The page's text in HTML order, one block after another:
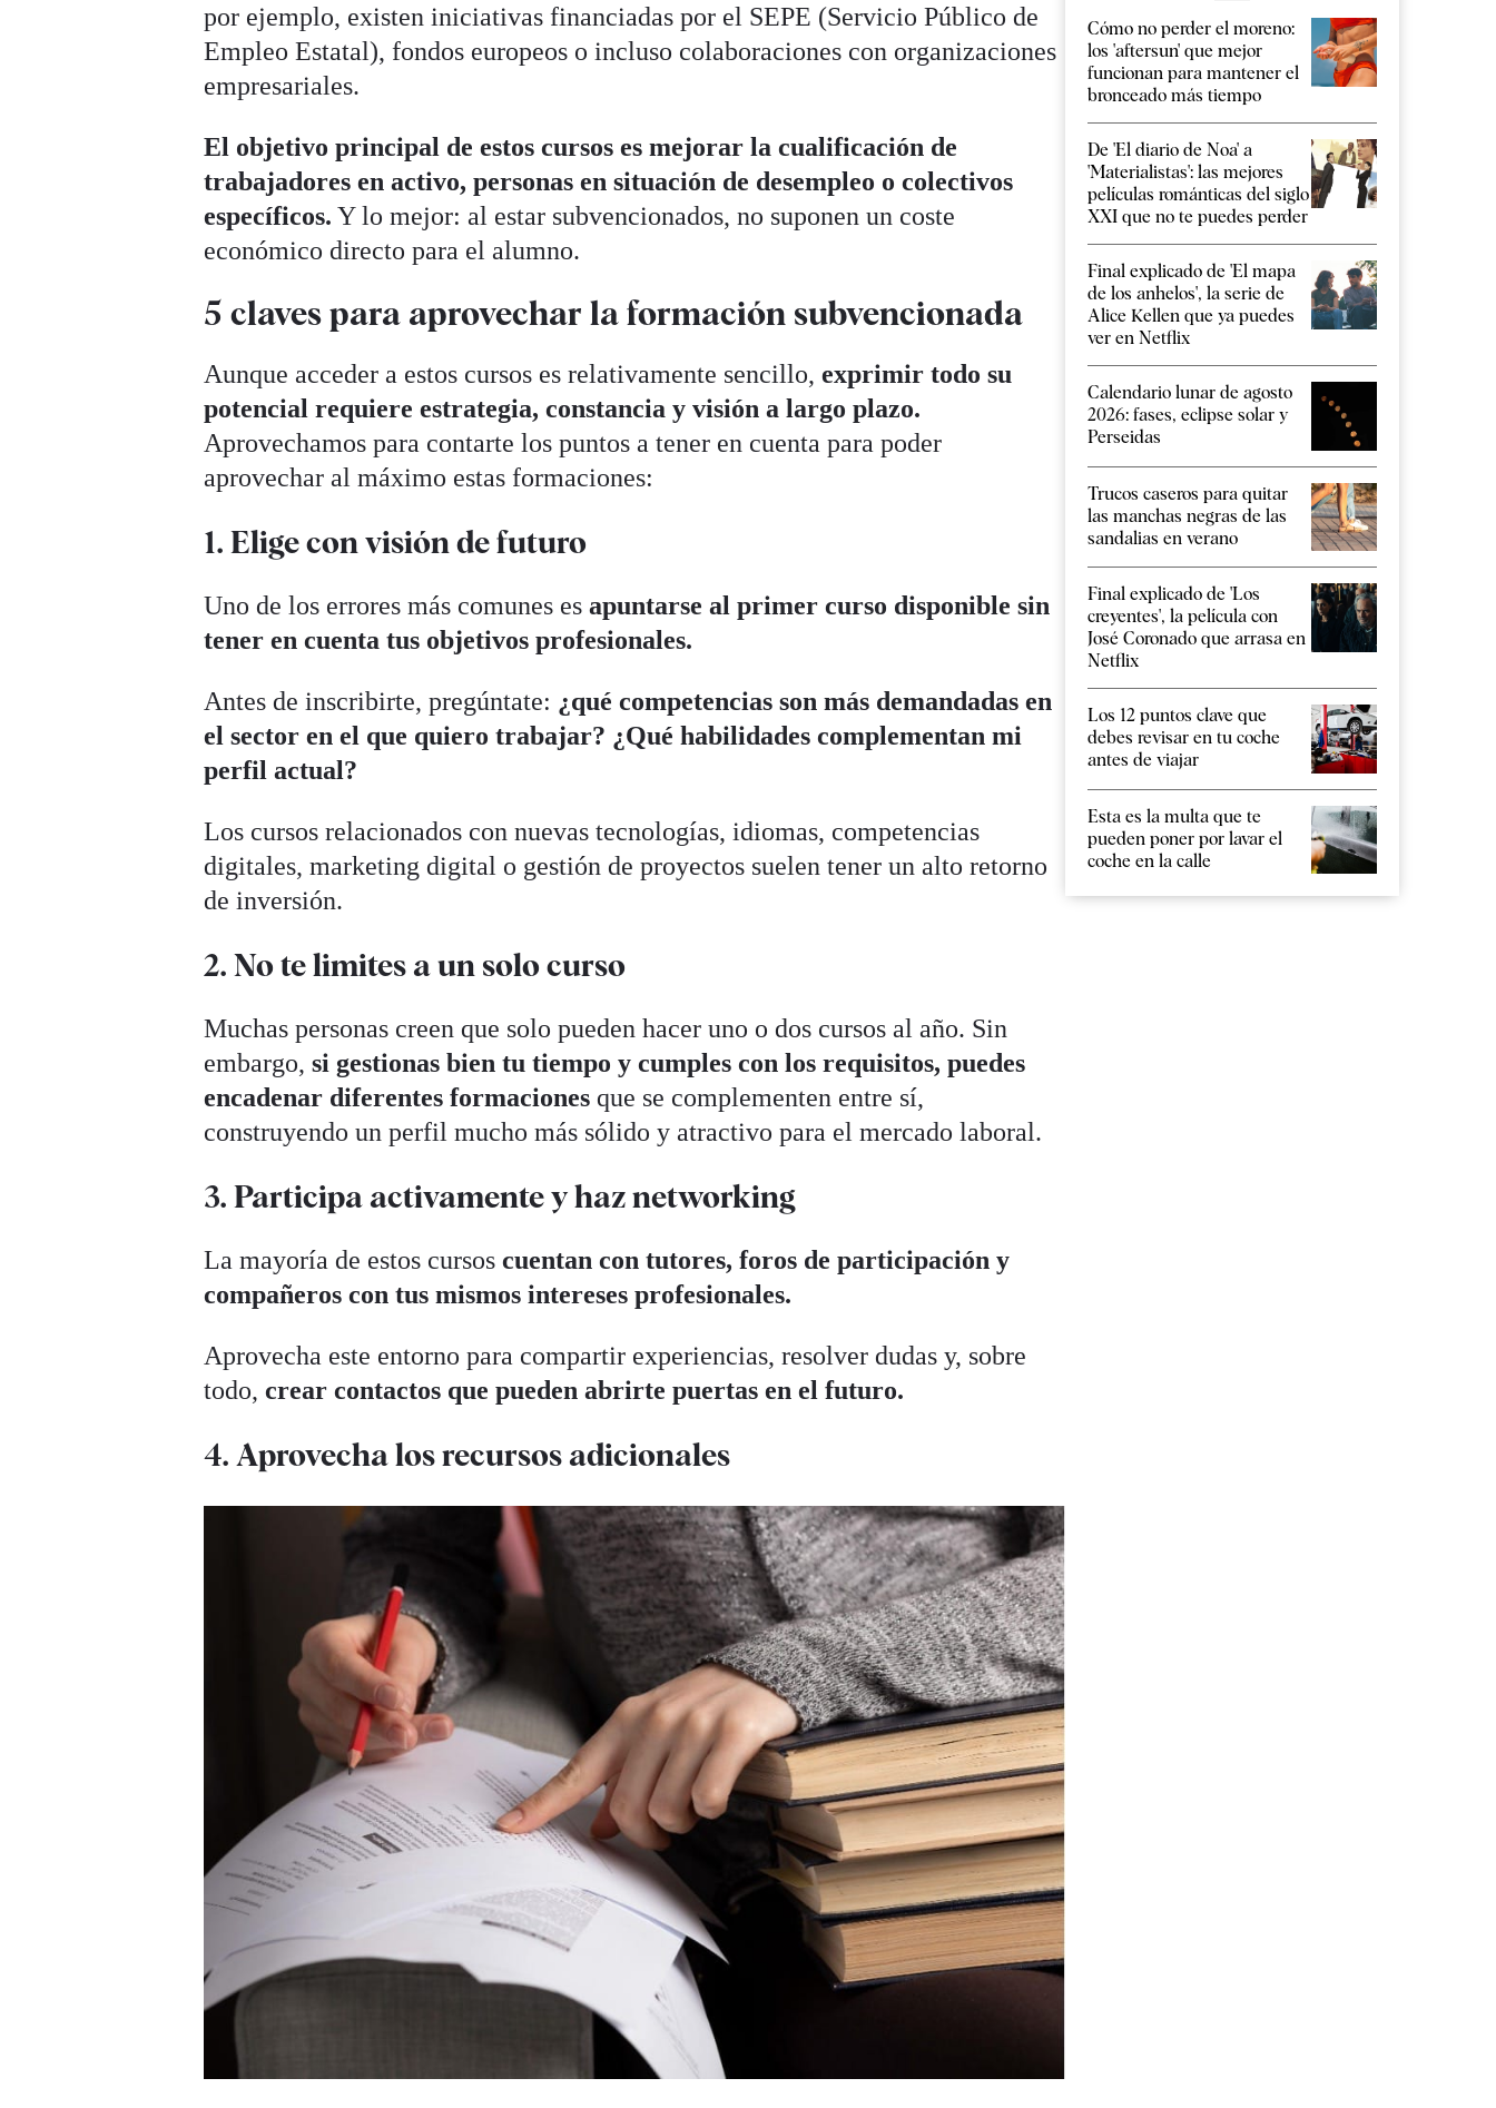
por ejemplo, existen iniciativas financiadas por el SEPE (Servicio Público de
Empleo Estatal), fondos europeos o incluso colaboraciones con organizaciones
empresariales.
El objetivo principal de estos cursos es mejorar la cualificación de
trabajadores en activo, personas en situación de desempleo o colectivos
específicos. Y lo mejor: al estar subvencionados, no suponen un coste
económico directo para el alumno.
5 claves para aprovechar la formación subvencionada
Aunque acceder a estos cursos es relativamente sencillo,exprimir todo su
potencial requiere estrategia, constancia y visión a largo plazo.
Aprovechamos para contarte los puntos a tener en cuenta para poder
aprovechar al máximo estas formaciones:
1. Elige con visión de futuro
Uno de los errores más comunes esapuntarse al primer curso disponible sin
tener en cuenta tus objetivos profesionales.
Antes de inscribirte, pregúntate: ¿qué competencias son más demandadas en
el sector en el que quiero trabajar? ¿Qué habilidades complementan mi
perfil actual?
Los cursos relacionados con nuevas tecnologías, idiomas, competencias
digitales, marketing digital o gestión de proyectos suelen tener un alto retorno
de inversión.
2. No te limites a un solo curso
Muchas personas creen que solo pueden hacer uno o dos cursos al año. Sin
embargo,si gestionas bien tu tiempo y cumples con los requisitos, puedes
encadenar diferentes formaciones que se complementen entre sí,
construyendo un perfil mucho más sólido y atractivo para el mercado laboral.
3. Participa activamente y haz networking
La mayoría de estos cursoscuentan con tutores, foros de participación y
compañeros con tus mismos intereses profesionales.
Aprovecha este entorno para compartir experiencias, resolver dudas y, sobre
todo,crear contactos que pueden abrirte puertas en el futuro.
4. Aprovecha los recursos adicionales
Cómo no perder el moreno:
los 'aftersun' que mejor
funcionan para mantener el
bronceado más tiempo
De 'El diario de Noa' a
'Materialistas': las mejores
películas románticas del siglo
XXI que no te puedes perder
Final explicado de 'El mapa
de los anhelos', la serie de
Alice Kellen que ya puedes
ver en Netflix
Calendario lunar de agosto
2026: fases, eclipse solar y
Perseidas
Trucos caseros para quitar
las manchas negras de las
sandalias en verano
Final explicado de 'Los
creyentes', la película con
José Coronado que arrasa en
Netflix
Los 12 puntos clave que
debes revisar en tu coche
antes de viajar
Esta es la multa que te
pueden poner por lavar el
coche en la calle